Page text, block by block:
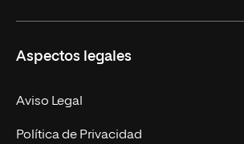
Doctorados
Experto Universitario
Postgrados
Facultades
Nuestro Equipo
Trabaja en UNIR
Aspectos legales
Aviso Legal
Política de Privacidad